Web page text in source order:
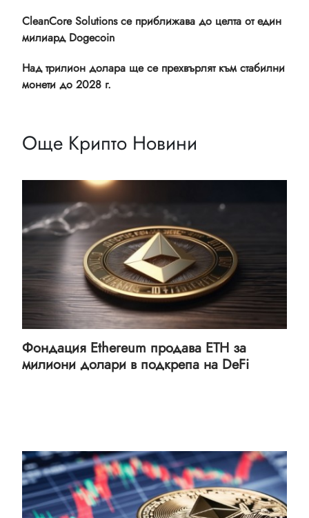
CleanCore Solutions се приближава до целта от един
милиард Dogecoin
Над трилион долара ще се прехвърлят към стабилни
монети до 2028 г.
Още Крипто Новини
Фондация Ethereum продава ETH за
милиони долари в подкрепа на DeFi